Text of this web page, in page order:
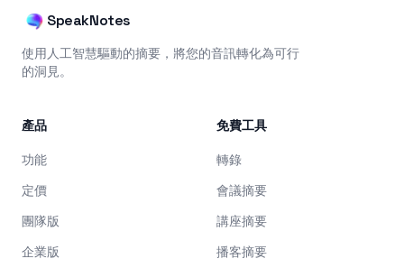
SpeakNotes
使用人工智慧驅動的摘要，將您的音訊轉化為可行
的洞見。
產品
功能
定價
團隊版
企業版
免費工具
轉錄
會議摘要
講座摘要
播客摘要